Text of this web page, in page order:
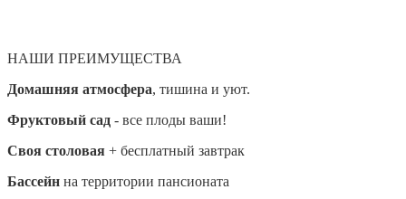
НАШИ ПРЕИМУЩЕСТВА
Домашняя атмосфера, тишина и уют.
Фруктовый сад - все плоды ваши!
Своя столовая + бесплатный завтрак
Бассейн на территории пансионата